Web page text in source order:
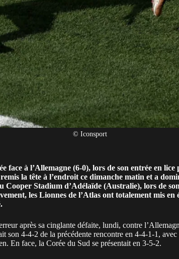
© Iconsport
face à l’Allemagne (6-0), lors de son entrée en
remis la tête à l’endroit ce dimanche matin et a
Cooper Stadium d’Adélaïde (Australie), lors de
les Lionnes de l’Atlas ont totalement mis en
après sa cinglante défaite, lundi, contre
son 4-4-2 de la précédente rencontre en 4-4-1-1,
En face, la Corée du Sud se présentait en 3-5-2.